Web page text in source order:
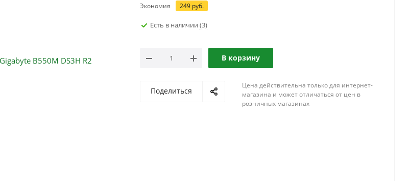
Экономия 249 руб.
Есть в наличии (3)
В корзину
Поделиться
Цена действительна только для интернет-
магазина и может отличаться от цен в
розничных магазинах